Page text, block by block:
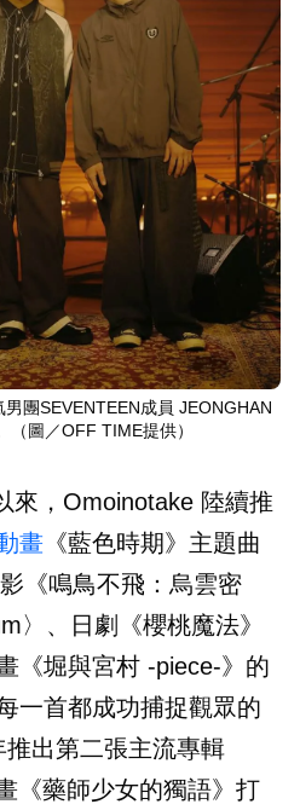
團SEVENTEEN成員 JEONGHAN
圖／OFF TIME提供）
來，Omoinotake 陸續推
畫 《藍色時期》主題曲
《鳴鳥不飛：烏雲密
〉、日劇《櫻桃魔法》
《堀與宮村 -piece-》的
一首都成功捕捉觀眾的
出第二張主流專輯
《藥師少女的獨語》打